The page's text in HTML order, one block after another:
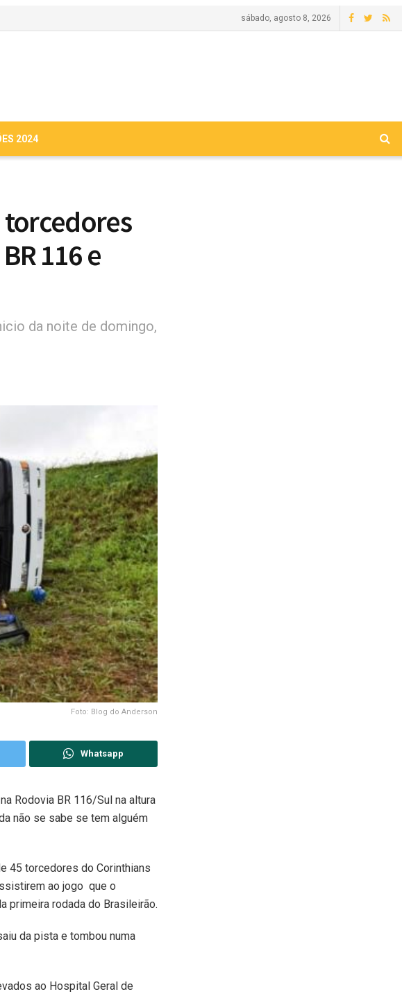
sábado, agosto 8, 2026
2024
116 e
da noite de domingo,
Foto: Blog do Anderson
Whatsapp
Rodovia BR 116/Sul na altura
não se sabe se tem alguém
45 torcedores do Corinthians
ao jogo que o
primeira rodada do Brasileirão.
da pista e tombou numa
ao Hospital Geral de